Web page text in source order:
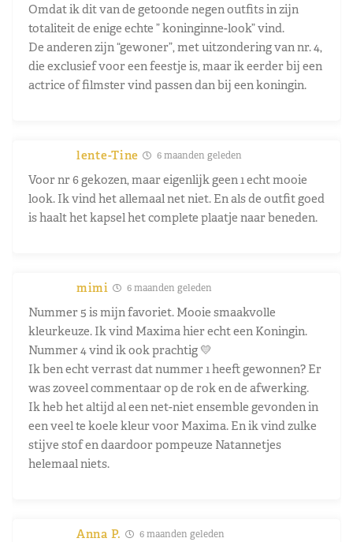
Omdat ik dit van de getoonde negen outfits in zijn
totaliteit de enige echte ” koninginne-look” vind.
De anderen zijn “gewoner”, met uitzondering van nr. 4,
die exclusief voor een feestje is, maar ik eerder bij een
actrice of filmster vind passen dan bij een koningin.
lente-Tine 6 maanden geleden
Voor nr 6 gekozen, maar eigenlijk geen 1 echt mooie
look. Ik vind het allemaal net niet. En als de outfit goed
is haalt het kapsel het complete plaatje naar beneden.
mimi 6 maanden geleden
Nummer 5 is mijn favoriet. Mooie smaakvolle
kleurkeuze. Ik vind Maxima hier echt een Koningin.
Nummer 4 vind ik ook prachtig 💛
Ik ben echt verrast dat nummer 1 heeft gewonnen? Er
was zoveel commentaar op de rok en de afwerking.
Ik heb het altijd al een net-niet ensemble gevonden in
een veel te koele kleur voor Maxima. En ik vind zulke
stijve stof en daardoor pompeuze Natannetjes
helemaal niets.
Anna P. 6 maanden geleden